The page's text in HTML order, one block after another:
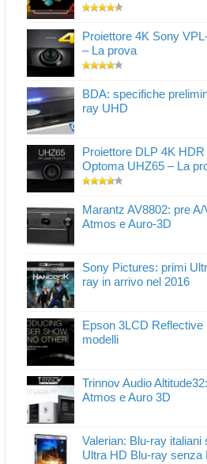
Proiettore 4K Sony
– La prova
BDA: specifiche
ray UHD
Proiettore DLP 4K
Optoma UHZ65 – La
Marantz AV8802: pre
Atmos e Auro-3D
Sony Pictures: primi
ray in arrivo nel 2016
Epson 3LCD Reflective
modelli
Trinnov Audio
Atmos e Auro 3D
Valerian: Blu-ray italiani
Ultra HD Blu-ray senza